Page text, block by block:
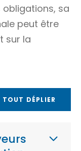
sa
peut être
sur la
TOUT DÉPLIER